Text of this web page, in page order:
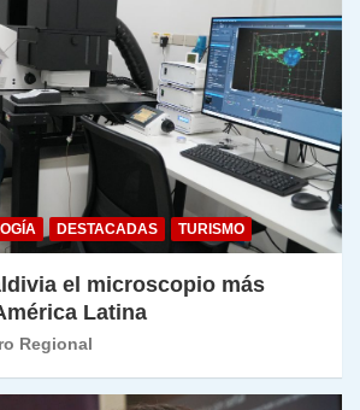
DESTACADAS TURISMO
el microscopio más
Latina
Regional